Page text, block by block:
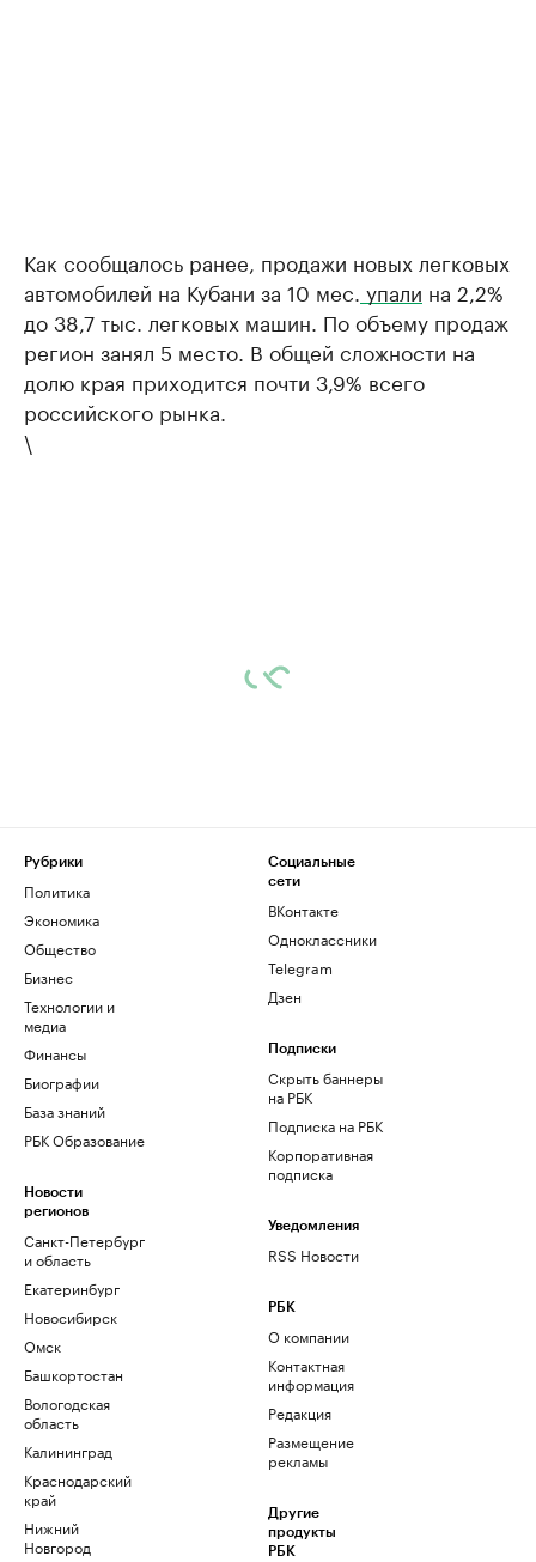
Как сообщалось ранее, продажи новых легковых
автомобилей на Кубани за 10 мес. упали на 2,2%
до 38,7 тыс. легковых машин. По объему продаж
регион занял 5 место. В общей сложности на
долю края приходится почти 3,9% всего
российского рынка.
\
Рубрики
Политика
Экономика
Общество
Бизнес
Технологии и
медиа
Финансы
Биографии
База знаний
РБК Образование
Новости
регионов
Санкт-Петербург
и область
Екатеринбург
Новосибирск
Омск
Башкортостан
Вологодская
область
Калининград
Краснодарский
край
Нижний
Новгород
Социальные
сети
ВКонтакте
Одноклассники
Telegram
Дзен
Подписки
Скрыть баннеры
на РБК
Подписка на РБК
Корпоративная
подписка
Уведомления
RSS Новости
РБК
О компании
Контактная
информация
Редакция
Размещение
рекламы
Другие
продукты
РБК